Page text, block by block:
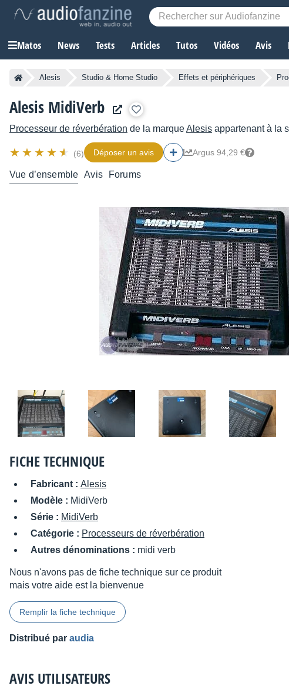
Matos News Tests Articles Tutos Vidéos Avis
Alesis Studio & Home Studio Effets et périphériques
Alesis MidiVerb
Processeur de réverbération de la marqueAlesis appartenant à la
(6) Déposer un avis Argus 94,29 €
Vue d’ensemble Avis Forums
FICHE TECHNIQUE
Fabricant : Alesis
Modèle : MidiVerb
Série : MidiVerb
Catégorie : Processeurs de réverbération
Autres dénominations : midi verb
Nous n'avons pas de fiche technique sur ce produit
mais votre aide est la bienvenue
Remplir la fiche technique
Distribué par audia
AVIS UTILISATEURS